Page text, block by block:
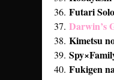
36. Futari
37. Darwin’s
38. Kimetsu
39.
40. Fukigen